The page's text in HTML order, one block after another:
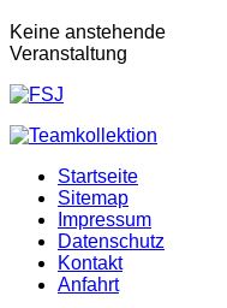
Keine anstehende
Veranstaltung
Startseite
Sitemap
Impressum
Datenschutz
Kontakt
Anfahrt